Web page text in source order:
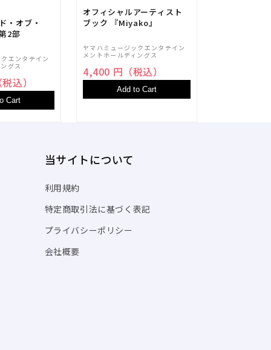
・オブ・
2部
エンタテイン
グス
込）
Cart
オフィシャルアーティスト
ブック 『Miyako』
ヤマハミュージックエンタテイン
メントホールディングス
4,400 円（税込）
Add to Cart
当サイトについて
利用規約
特定商取引法に基づく表記
プライバシーポリシー
会社概要